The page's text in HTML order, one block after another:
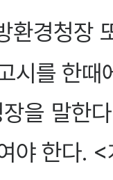
환경청장
시를 한
을 말한
야 한다